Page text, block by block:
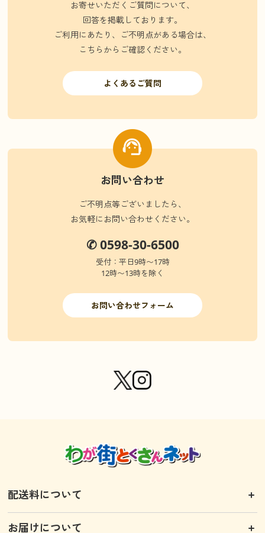
お寄せいただくご質問について、
回答を掲載しております。
ご利用にあたり、ご不明点がある場合は、
こちらからご確認ください。
よくあるご質問
お問い合わせ
ご不明点等ございましたら、
お気軽にお問い合わせください。
✆ 0598-30-6500
受付：平日9時〜17時
12時〜13時を除く
お問い合わせフォーム
配送料について
お届けについて